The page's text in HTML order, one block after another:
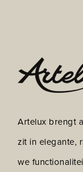
Artelux brengt
zit in elegante,
we